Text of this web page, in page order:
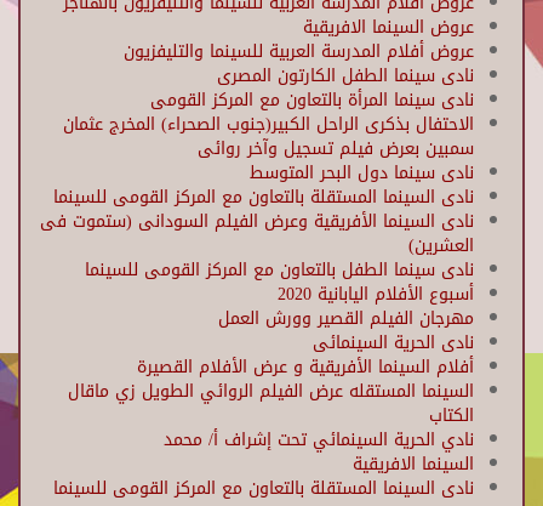
عروض السينما الافريقية
عروض أفلام المدرسة العربية للسينما والتليفزيون
نادى سينما الطفل الكارتون المصرى
نادى سينما المرأة بالتعاون مع المركز القومى
الاحتفال بذكرى الراحل الكبير(جنوب الصحراء) المخرج عثمان
سمبين بعرض فيلم تسجيل وآخر روائى
نادى سينما دول البحر المتوسط
نادى السينما المستقلة بالتعاون مع المركز القومى للسينما
نادى السينما الأفريقية وعرض الفيلم السودانى (ستموت فى
العشرين)
نادى سينما الطفل بالتعاون مع المركز القومى للسينما
أسبوع الأفلام اليابانية 2020
مهرجان الفيلم القصير وورش العمل
نادى الحرية السينمائى
أفلام السينما الأفريقية و عرض الأفلام القصيرة
السينما المستقله عرض الفيلم الروائي الطويل زي ماقال
الكتاب
نادي الحرية السينمائي تحت إشراف أ/ محمد
السينما الافريقية
نادى السينما المستقلة بالتعاون مع المركز القومى للسينما